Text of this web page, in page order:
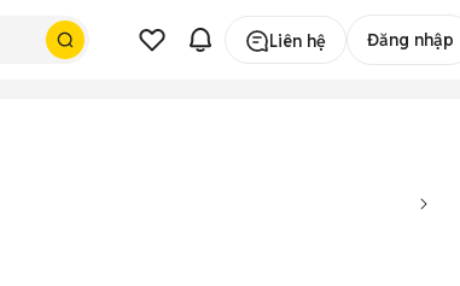
Liên hệ Đăng nhập